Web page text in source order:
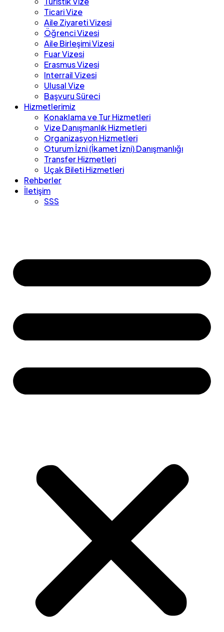
Ticari Vize
Aile Ziyareti Vizesi
Öğrenci Vizesi
Aile Birleşimi Vizesi
Fuar Vizesi
Erasmus Vizesi
Interrail Vizesi
Ulusal Vize
Başvuru Süreci
Hizmetlerimiz
Konaklama ve Tur Hizmetleri
Vize Danışmanlık Hizmetleri
Organizasyon Hizmetleri
Oturum İzni (İkamet İzni) Danışmanlığı
Transfer Hizmetleri
Uçak Bileti Hizmetleri
Rehberler
İletişim
SSS